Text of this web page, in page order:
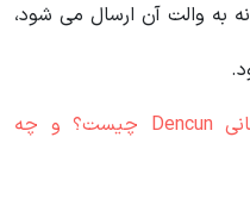
به والت آن ارسال می شود،
به‌روزرسانی Dencun چیست؟ و چه